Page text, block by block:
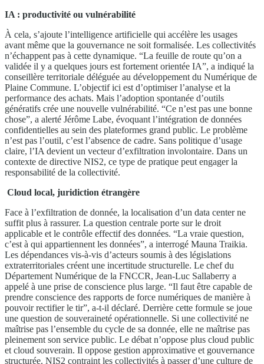
IA : productivité ou vulnérabilité
À cela, s’ajoute l’intelligence artificielle qui accélère les usages
avant même que la gouvernance ne soit formalisée. Les collectivités
n’échappent pas à cette dynamique. “La feuille de route qu’on a
validée il y a quelques jours est fortement orientée IA”, a indiqué la
conseillère territoriale déléguée au développement du Numérique de
Plaine Commune. L’objectif ici est d’optimiser l’analyse et la
performance des achats. Mais l’adoption spontanée d’outils
génératifs crée une nouvelle vulnérabilité. “Ce n’est pas une bonne
chose”, a alerté Jérôme Labe, évoquant l’intégration de données
confidentielles au sein des plateformes grand public. Le problème
n’est pas l’outil, c’est l’absence de cadre. Sans politique d’usage
claire, l’IA devient un vecteur d’exfiltration involontaire. Dans un
contexte de directive NIS2, ce type de pratique peut engager la
responsabilité de la collectivité.
Cloud local, juridiction étrangère
Face à l’exfiltration de donnée, la localisation d’un data center ne
suffit plus à rassurer. La question centrale porte sur le droit
applicable et le contrôle effectif des données. “La vraie question,
c’est à qui appartiennent les données”, a interrogé Mauna Traikia.
Les dépendances vis-à-vis d’acteurs soumis à des législations
extraterritoriales créent une incertitude structurelle. Le chef du
Département Numérique de la FNCCR, Jean-Luc Sallaberry a
appelé à une prise de conscience plus large. “Il faut être capable de
prendre conscience des rapports de force numériques de manière à
pouvoir rectifier le tir”, a-t-il déclaré. Derrière cette formule se joue
une question de souveraineté opérationnelle. Si une collectivité ne
maîtrise pas l’ensemble du cycle de sa donnée, elle ne maîtrise pas
pleinement son service public. Le débat n’oppose plus cloud public
et cloud souverain. Il oppose gestion approximative et gouvernance
structurée. NIS2 contraint les collectivités à passer d’une culture de